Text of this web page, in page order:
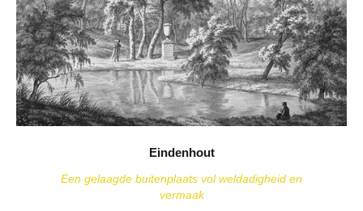
Eindenhout
Een gelaagde buitenplaats vol weldadigheid en
vermaak